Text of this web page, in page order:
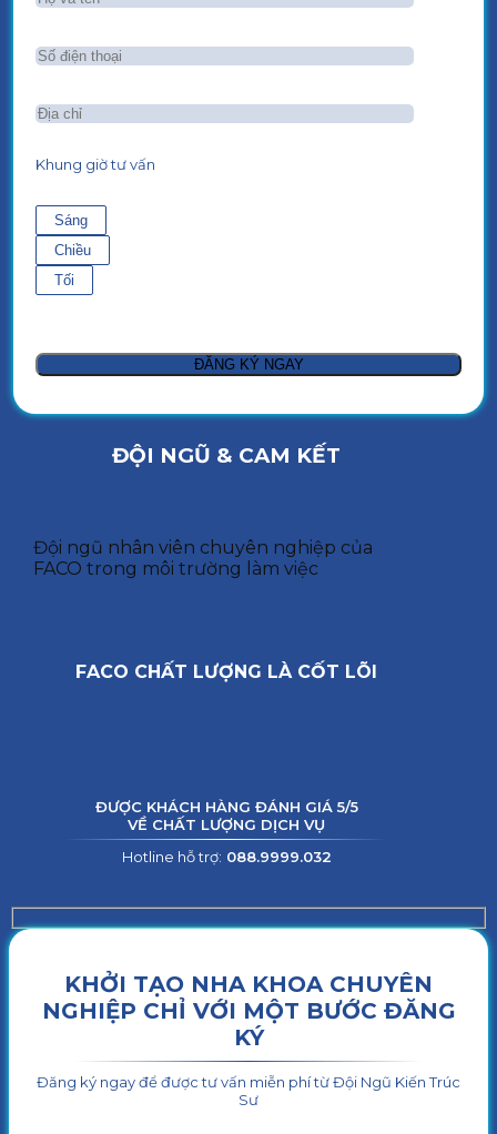
Khung giờ tư vấn
Sáng
Chiều
Tối
ĐỘI NGŨ & CAM KẾT
Đội ngũ nhân viên chuyên nghiệp của
FACO trong môi trường làm việc
FACO CHẤT LƯỢNG LÀ CỐT LÕI
ĐƯỢC KHÁCH HÀNG ĐÁNH GIÁ 5/5
VỀ CHẤT LƯỢNG DỊCH VỤ
Hotline hỗ trợ: 088.9999.032
KHỞI TẠO NHA KHOA CHUYÊN
NGHIỆP CHỈ VỚI MỘT BƯỚC ĐĂNG
KÝ
Đăng ký ngay để được tư vấn miễn phí từ Đội Ngũ Kiến Trúc
Sư